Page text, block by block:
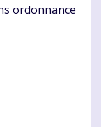
ordonnance